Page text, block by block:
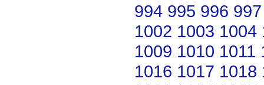
994 995 996 997
1002 1003 1004
1009 1010 1011
1016 1017 1018